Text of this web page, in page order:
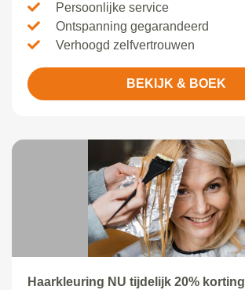
Persoonlijke service
Ontspanning gegarandeerd
Verhoogd zelfvertrouwen
BEKIJK & BOEK
Haarkleuring NU tijdelijk 20% korting